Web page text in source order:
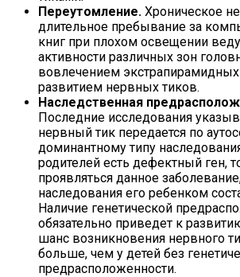
Переутомление. Хроническое
длительное пребывание за
книг при плохом освещении
активности различных зон
вовлечением
развитием нервных тиков.
Наследственная
Последние исследования
нервный тик передается по
доминантному типу
родителей есть дефектный ген,
проявляться данное
наследования его ребенком
Наличие генетической
обязательно приведет к
шанс возникновения нервного
больше, чем у детей без
предрасположенности.